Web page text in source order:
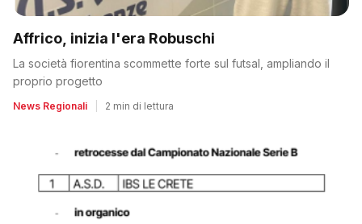
Affrico, inizia l'era Robuschi
La società fiorentina scommette forte sul futsal, ampliando il
proprio progetto
News Regionali 2 min di lettura